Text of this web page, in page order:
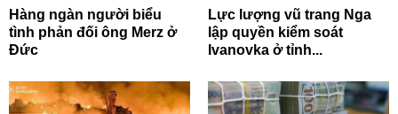
Hàng ngàn người biểu
tình phản đối ông Merz ở
Đức
Lực lượng vũ trang Nga
lập quyền kiểm soát
Ivanovka ở tỉnh...